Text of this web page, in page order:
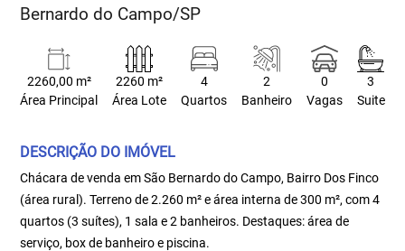
Bernardo do Campo/SP
2260,00 m²
Área Principal
2260 m²
Área Lote
4
Quartos
2
Banheiro
0
Vagas
3
Suite
DESCRIÇÃO DO IMÓVEL
Chácara de venda em São Bernardo do Campo, Bairro Dos Finco
(área rural). Terreno de 2.260 m² e área interna de 300 m², com 4
quartos (3 suítes), 1 sala e 2 banheiros. Destaques: área de
serviço, box de banheiro e piscina.